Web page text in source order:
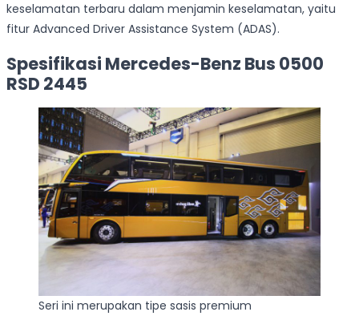
keselamatan terbaru dalam menjamin keselamatan, yaitu
fitur Advanced Driver Assistance System (ADAS).
Spesifikasi Mercedes-Benz Bus 0500
RSD 2445
Seri ini merupakan tipe sasis premium